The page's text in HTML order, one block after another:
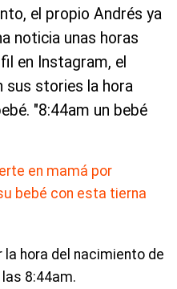
el propio Andrés ya
noticia unas horas
en Instagram, el
sus stories la hora
"8:44am un bebé
hora del nacimiento de
8:44am.